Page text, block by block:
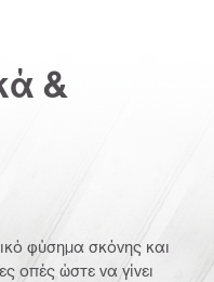
&
φύσημα σκόνης και
οπές ώστε να γίνει